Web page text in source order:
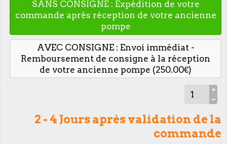
SANS CONSIGNE : Expédition de votre
commande après réception de votre ancienne
pompe
AVEC CONSIGNE : Envoi immédiat -
Remboursement de consigne à la réception
de votre ancienne pompe (250.00€)
2 - 4 Jours après validation de la
commande